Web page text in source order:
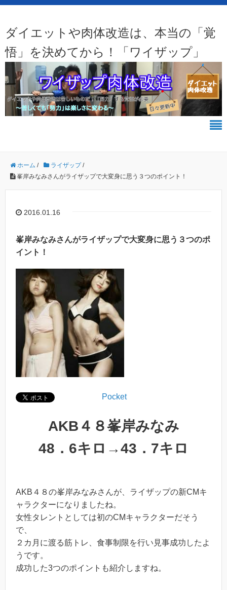
ダイエットや肉体改造は、本当の「覚
悟」を決めてから！「ワイザップ」
ホーム / ライザップ/
峯岸みなみさんがライザップで大変身に思う３つのポイント！
2016.01.16
峯岸みなみさんがライザップで大変身に思う３つのポ
イント！
Pocket
AKB４８峯岸みなみ
48．6キロ→43．7キロ
AKB４８の峯岸みなみさんが、ライザップの新CMキ
ャラクターになりましたね。
女性タレントとしては初のCMキャラクターだそう
で、
２カ月に渡る筋トレ、食事制限を行い見事成功したよ
うです。
成功した3つのポイントも紹介しますね。